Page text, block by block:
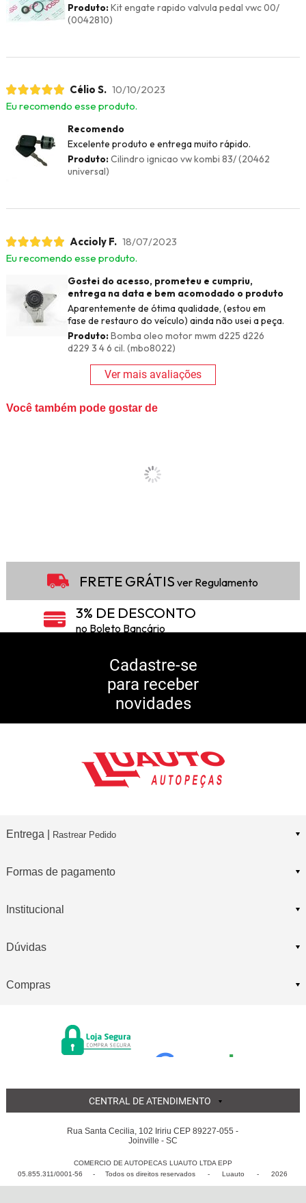
Produto:Kit engate rapido valvula pedal vwc 00/
(0042810)
Célio S. 10/10/2023
Eu recomendo esse produto.
Recomendo
Excelente produto e entrega muito rápido.
Produto:Cilindro ignicao vw kombi 83/ (20462
universal)
Accioly F. 18/07/2023
Eu recomendo esse produto.
Gostei do acesso, prometeu e cumpriu,
entrega na data e bem acomodado o produto
Aparentemente de ótima qualidade, (estou em
fase de restauro do veículo) ainda não usei a peça.
Produto:Bomba oleo motor mwm d225 d226
d229 3 4 6 cil. (mbo8022)
Ver mais avaliações
Você também pode gostar de
FRETE GRÁTIS ver Regulamento
3% DE DESCONTO
no Boleto Bancário
5% DE DESCONTO
10% DE CASHBACK
Consulte Regulamento
Cadastre-se
para receber
novidades
Entrega | Rastrear Pedido
Formas de pagamento
Institucional
Dúvidas
Compras
CENTRAL DE ATENDIMENTO
Rua Santa Cecilia, 102 Iririu CEP 89227-055 -
Joinville - SC
COMERCIO DE AUTOPECAS LUAUTO LTDA EPP
05.855.311/0001-56 - Todos os direitos reservados
- Luauto - 2026